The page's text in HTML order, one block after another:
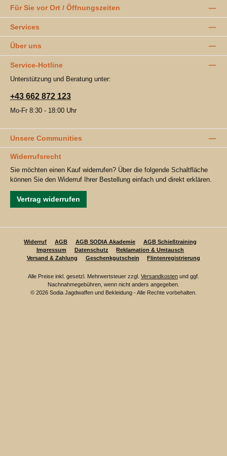
Für Sie vor Ort / Öffnungszeiten
Services
Über uns
Service-Hotline
Unterstützung und Beratung unter:
+43 662 872 123
Mo-Fr 8:30 - 18:00 Uhr
Unsere Communities
Widerrufsrecht
Sie möchten einen Kauf widerrufen? Über die folgende Schaltfläche
können Sie den Widerruf Ihrer Bestellung einfach und direkt erklären.
Vertrag widerrufen
Widerruf AGB AGB SODIA Akademie
AGB Schießtraining
Impressum
Datenschutz
Reklamation & Umtausch
Versand & Zahlung
Geschenkgutschein Flintenregistrierung
Alle Preise inkl. gesetzl. Mehrwertsteuer zzgl. Versandkosten und ggf.
Nachnahmegebühren, wenn nicht anders angegeben.
© 2026 Sodia Jagdwaffen und Bekleidung - Alle Rechte vorbehalten.